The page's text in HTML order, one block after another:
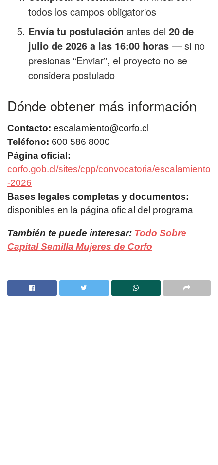
todos los campos obligatorios
Envía tu postulación antes del 20 de
julio de 2026 a las 16:00 horas— si no
presionas “Enviar”, el proyecto no se
considera postulado
Dónde obtener más información
Contacto: escalamiento@corfo.cl
Teléfono: 600 586 8000
Página oficial:
corfo.gob.cl/sites/cpp/convocatoria/escalamiento
-2026
Bases legales completas y documentos:
disponibles en la página oficial del programa
También te puede interesar: Todo Sobre
Capital Semilla Mujeres de Corfo